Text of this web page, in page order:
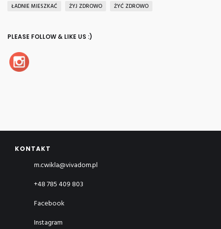
ŁADNIE MIESZKAĆ
ŻYJ ZDROWO ŻYĆ ZDROWO
PLEASE FOLLOW & LIKE US :)
KONTAKT
m.cwikla@vivadom.pl
+48 785 409 803
Facebook
Instagram